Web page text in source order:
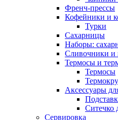
Френч-прессы
Кофейники и
Турки
Сахарницы
Наборы:
Сливочники и
Термосы и
Термосы
Аксессуары
Ситечко
Сервировка